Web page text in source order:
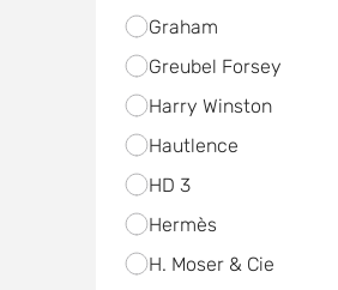
Graham
Greubel Forsey
Harry Winston
Hautlence
HD 3
Hermès
H. Moser & Cie